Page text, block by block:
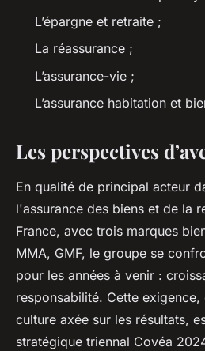
L’épargne et retraite ;
La réassurance ;
L’assurance-vie ;
L’assurance habitation et
Les perspectives
En qualité de principal acteur
l'assurance des biens et de la
France, avec trois marques
MMA, GMF, le groupe se
pour les années à venir :
responsabilité. Cette
culture axée sur les résultats,
stratégique triennal Covéa